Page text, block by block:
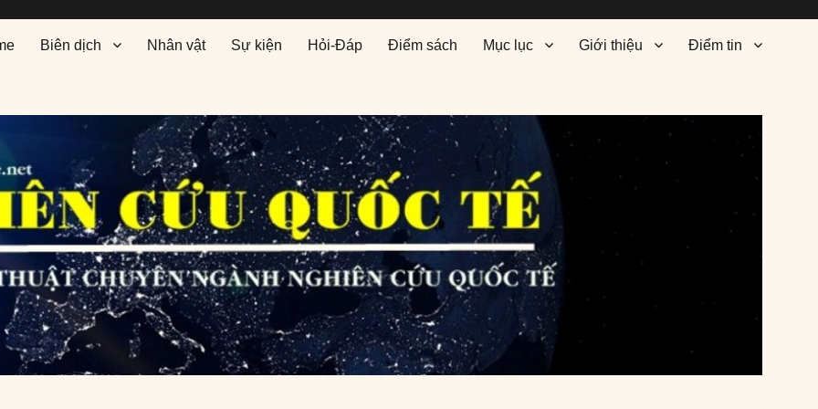
Biên dịch Nhân vật Sự kiện Hỏi-Đáp Điểm sách Mục lục Giới thiệu Điểm tin